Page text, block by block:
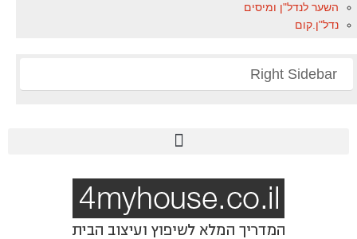
השער לנדל"ן ומיסים
נדל"ן.קום
Right Sidebar